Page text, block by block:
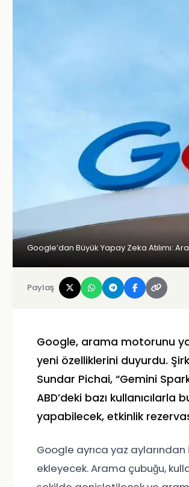
Google’dan Büyük Yapay Zeka Atılımı:
Paylaş
Google, arama motorunu
yeni özelliklerini duyurdu.
Sundar Pichai, “Gemini
ABD’deki bazı kullanıcılarla
yapabilecek, etkinlik
Google ayrıca yaz
ekleyecek. Arama çubuğu,